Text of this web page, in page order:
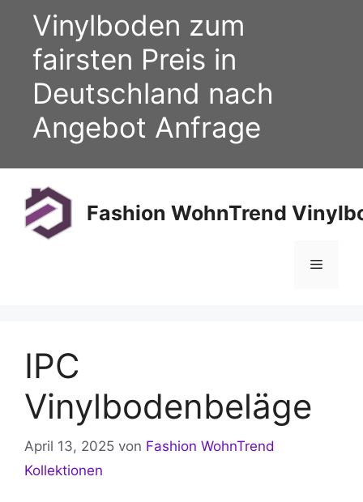
springen
Vinylboden zum
fairsten Preis in
Deutschland nach
Angebot Anfrage
Fashion WohnTrend
Menü
IPC
Vinylbodenbeläge
April 13, 2025 von Fashion WohnTrend
Kollektionen